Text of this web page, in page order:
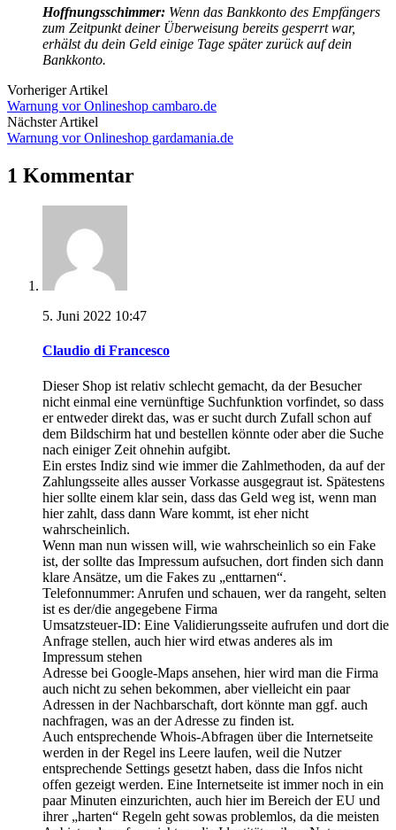
Hoffnungsschimmer: Wenn das Bankkonto des Empfängers
zum Zeitpunkt deiner Überweisung bereits gesperrt war,
erhälst du dein Geld einige Tage später zurück auf dein
Bankkonto.
Vorheriger Artikel
Warnung vor Onlineshop cambaro.de
Nächster Artikel
Warnung vor Onlineshop gardamania.de
1 Kommentar
5. Juni 2022 10:47
Claudio di Francesco
Dieser Shop ist relativ schlecht gemacht, da der Besucher
nicht einmal eine vernünftige Suchfunktion vorfindet, so dass
er entweder direkt das, was er sucht durch Zufall schon auf
dem Bildschirm hat und bestellen könnte oder aber die Suche
nach einiger Zeit ohnehin aufgibt.
Ein erstes Indiz sind wie immer die Zahlmethoden, da auf der
Zahlungsseite alles ausser Vorkasse ausgegraut ist. Spätestens
hier sollte einem klar sein, dass das Geld weg ist, wenn man
hier zahlt, dass dann Ware kommt, ist eher nicht
wahrscheinlich.
Wenn man nun wissen will, wie wahrscheinlich so ein Fake
ist, der sollte das Impressum aufsuchen, dort finden sich dann
klare Ansätze, um die Fakes zu „enttarnen“.
Telefonnummer: Anrufen und schauen, wer da rangeht, selten
ist es der/die angegebene Firma
Umsatzsteuer-ID: Eine Validierungsseite aufrufen und dort die
Anfrage stellen, auch hier wird etwas anderes als im
Impressum stehen
Adresse bei Google-Maps ansehen, hier wird man die Firma
auch nicht zu sehen bekommen, aber vielleicht ein paar
Adressen in der Nachbarschaft, dort könnte man ggf. auch
nachfragen, was an der Adresse zu finden ist.
Auch entsprechende Whois-Abfragen über die Internetseite
werden in der Regel ins Leere laufen, weil die Nutzer
entsprechende Settings gesetzt haben, dass die Infos nicht
offen gezeigt werden. Eine Internetseite ist immer noch in ein
paar Minuten einzurichten, auch hier im Bereich der EU und
ihrer „harten“ Regeln geht sowas problemlos, da die meisten